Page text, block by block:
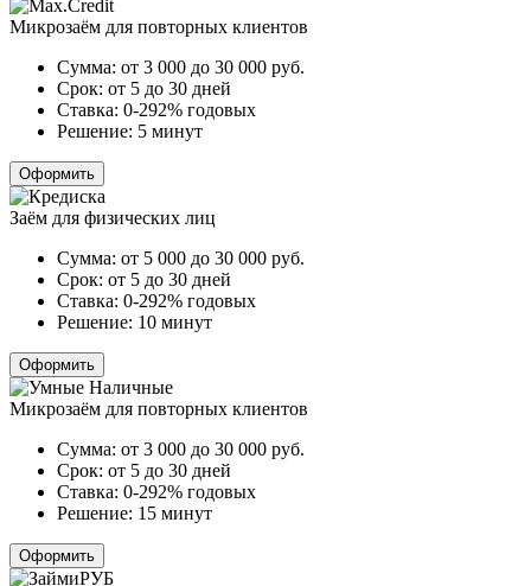
Микрозаём для повторных клиентов
Сумма: от 3 000 до 30 000 руб.
Срок: от 5 до 30 дней
Ставка: 0-292% годовых
Решение: 5 минут
Оформить
Заём для физических лиц
Сумма: от 5 000 до 30 000 руб.
Срок: от 5 до 30 дней
Ставка: 0-292% годовых
Решение: 10 минут
Оформить
Микрозаём для повторных клиентов
Сумма: от 3 000 до 30 000 руб.
Срок: от 5 до 30 дней
Ставка: 0-292% годовых
Решение: 15 минут
Оформить